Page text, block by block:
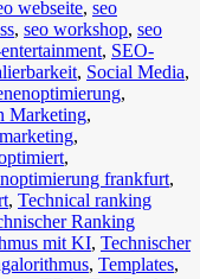
webseite, seo
, seo workshop, seo
, SEO-
, Social Media,
,
Marketing,
,
,
frankfurt,
, Technical ranking
Ranking
mit KI, Technischer
, Templates,